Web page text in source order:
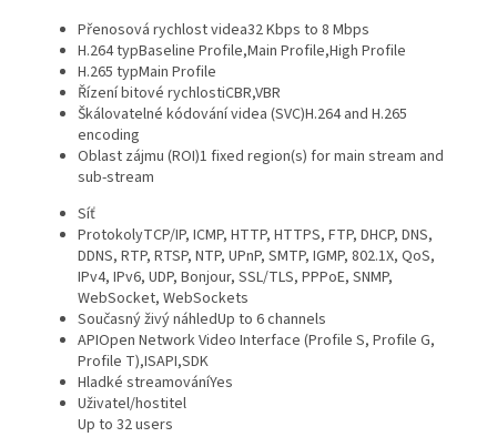
Přenosová rychlost videa32 Kbps to 8 Mbps
H.264 typBaseline Profile,Main Profile,High Profile
H.265 typMain Profile
Řízení bitové rychlostiCBR,VBR
Škálovatelné kódování videa (SVC)H.264 and H.265
encoding
Oblast zájmu (ROI)1 fixed region(s) for main stream and
sub-stream
Síť
ProtokolyTCP/IP, ICMP, HTTP, HTTPS, FTP, DHCP, DNS,
DDNS, RTP, RTSP, NTP, UPnP, SMTP, IGMP, 802.1X, QoS,
IPv4, IPv6, UDP, Bonjour, SSL/TLS, PPPoE, SNMP,
WebSocket, WebSockets
Současný živý náhledUp to 6 channels
APIOpen Network Video Interface (Profile S, Profile G,
Profile T),ISAPI,SDK
Hladké streamováníYes
Uživatel/hostitel
Up to 32 users